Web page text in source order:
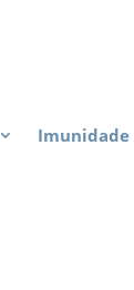
Imunidade